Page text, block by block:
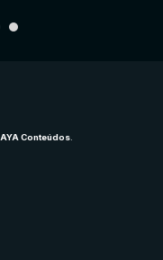
AYA Conteúdos